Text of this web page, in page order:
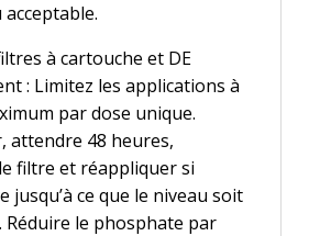
à cartouche et DE
: Limitez les applications à
par dose unique.
attendre 48 heures,
filtre et réappliquer si
jusqu’à ce que le niveau soit
Réduire le phosphate par